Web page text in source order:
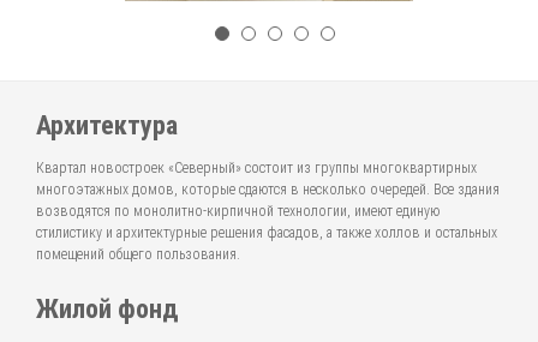
Архитектура
Квартал новостроек «Северный» состоит из группы многоквартирных
многоэтажных домов, которые сдаются в несколько очередей. Все здания
возводятся по монолитно-кирпичной технологии, имеют единую
стилистику и архитектурные решения фасадов, а также холлов и остальных
помещений общего пользования.
Жилой фонд